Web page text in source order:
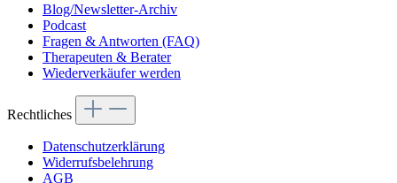
Blog/Newsletter-Archiv
Podcast
Fragen & Antworten (FAQ)
Therapeuten & Berater
Wiederverkäufer werden
Rechtliches
Datenschutzerklärung
Widerrufsbelehrung
AGB